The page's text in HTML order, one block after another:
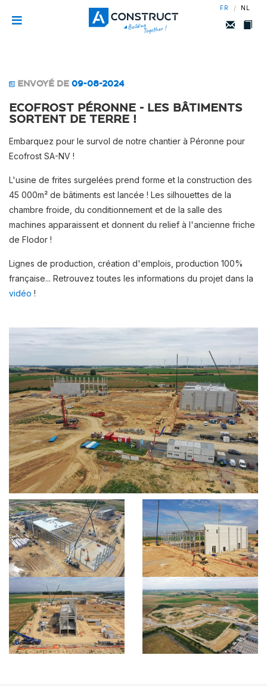
NL
/
FR
ENVOYÉ DE 09-08-2024
Ecofrost Péronne - Les bâtiments
sortent de terre !
Embarquez pour le survol de notre chantier à Péronne pour
Ecofrost SA-NV !
L'usine de frites surgelées prend forme et la construction des
45 000m² de bâtiments est lancée ! Les silhouettes de la
chambre froide, du conditionnement et de la salle des
machines apparaissent et donnent du relief à l'ancienne friche
de Flodor !
Lignes de production, création d'emplois, production 100%
française... Retrouvez toutes les informations du projet dans la
vidéo !